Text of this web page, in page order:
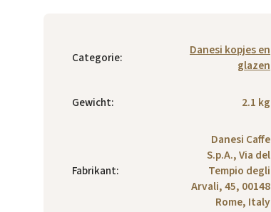
Categorie:
Danesi kopjes en
glazen
Gewicht: 2.1 kg
Fabrikant:
Danesi Caffe
S.p.A., Via del
Tempio degli
Arvali, 45, 00148
Rome, Italy